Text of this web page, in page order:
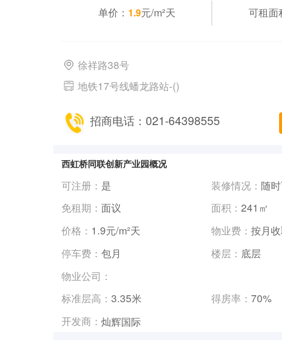
单价： 1.9元/m²天 可租面
徐祥路38号
地铁17号线蟠龙路站-()
招商电话：021-64398555
西虹桥同联创新产业园概况
可注册： 是 装修情况： 随
免租期：面议 面积： 241㎡
价格： 1.9元/m²天 物业费： 按月
停车费：包月 楼层： 底层
物业公司：
标准层高：3.35米 得房率： 70%
开发商：灿辉国际